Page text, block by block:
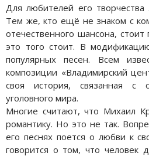
Для любителей его
Тем же, кто ещё не знаком с
отечественного шансона, стоит
это того стоит. В
популярных песен. Всем
композиции «Владимирский
своя история, связанная с
уголовного мира.
Многие считают, что Михаил
романтику. Но это не так.
его песнях поется о любви к
говорится о том, что человек